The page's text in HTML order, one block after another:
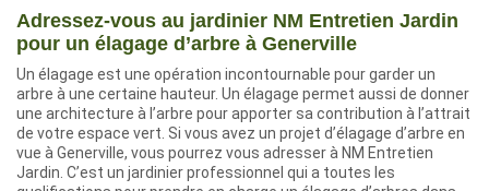
Adressez-vous au jardinier NM Entretien Jardin
pour un élagage d’arbre à Generville
Un élagage est une opération incontournable pour garder un
arbre à une certaine hauteur. Un élagage permet aussi de donner
une architecture à l’arbre pour apporter sa contribution à l’attrait
de votre espace vert. Si vous avez un projet d’élagage d’arbre en
vue à Generville, vous pourrez vous adresser à NM Entretien
Jardin. C’est un jardinier professionnel qui a toutes les